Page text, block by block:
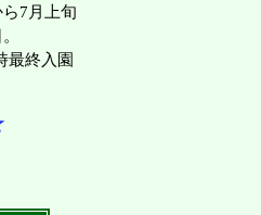
7月上旬
最終入園